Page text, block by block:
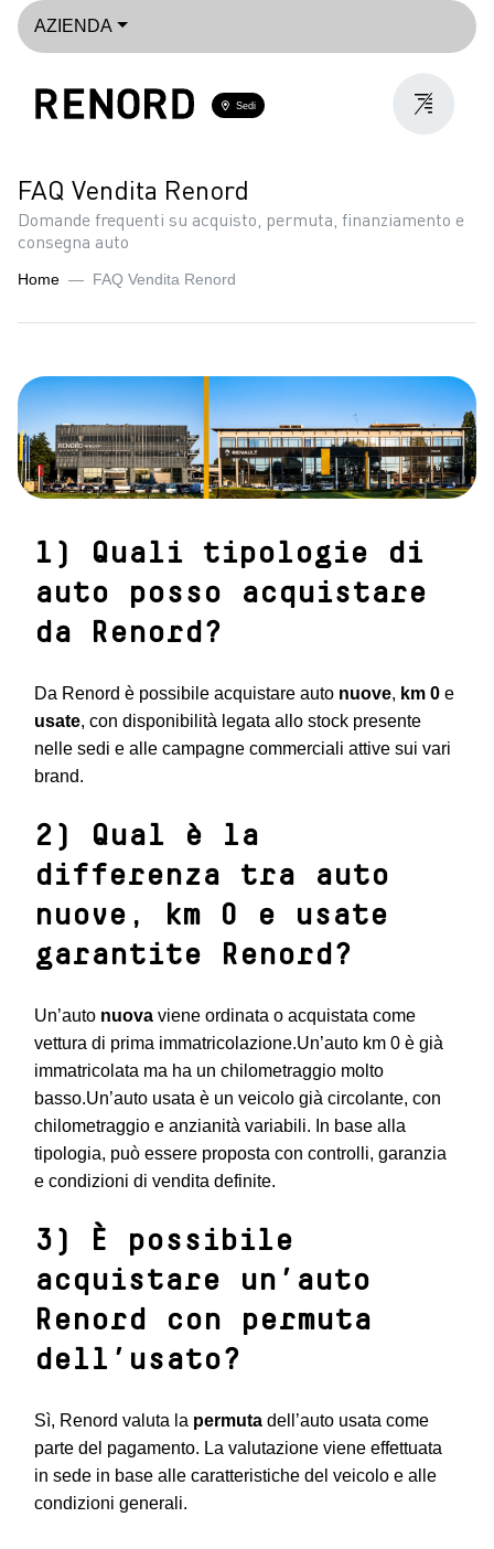
AZIENDA
Sedi
FAQ Vendita Renord
Domande frequenti su acquisto, permuta, finanziamento e
consegna auto
Home FAQ Vendita Renord
1) Quali tipologie di
auto posso acquistare
da Renord?
Da Renord è possibile acquistare auto nuove, km 0 e
usate, con disponibilità legata allo stock presente
nelle sedi e alle campagne commerciali attive sui vari
brand.
2) Qual è la
differenza tra auto
nuove, km 0 e usate
garantite Renord?
Un’auto nuova viene ordinata o acquistata come
vettura di prima immatricolazione.Un’auto km 0 è già
immatricolata ma ha un chilometraggio molto
basso.Un’auto usata è un veicolo già circolante, con
chilometraggio e anzianità variabili. In base alla
tipologia, può essere proposta con controlli, garanzia
e condizioni di vendita definite.
3) È possibile
acquistare un’auto
Renord con permuta
dell’usato?
Sì, Renord valuta la permuta dell’auto usata come
parte del pagamento. La valutazione viene effettuata
in sede in base alle caratteristiche del veicolo e alle
condizioni generali.